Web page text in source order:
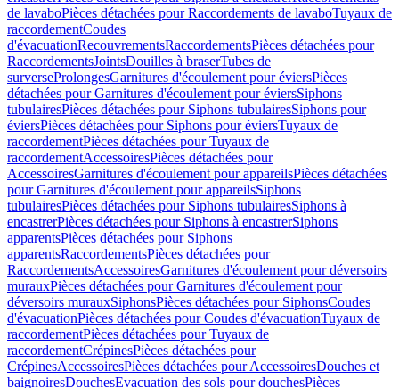
de lavaboPièces détachées pour Raccordements de lavaboTuyaux de
raccordementCoudes
d'évacuationRecouvrementsRaccordementsPièces détachées pour
RaccordementsJointsDouilles à braserTubes de
surverseProlongesGarnitures d'écoulement pour éviersPièces
détachées pour Garnitures d'écoulement pour éviersSiphons
tubulairesPièces détachées pour Siphons tubulairesSiphons pour
éviersPièces détachées pour Siphons pour éviersTuyaux de
raccordementPièces détachées pour Tuyaux de
raccordementAccessoiresPièces détachées pour
AccessoiresGarnitures d'écoulement pour appareilsPièces détachées
pour Garnitures d'écoulement pour appareilsSiphons
tubulairesPièces détachées pour Siphons tubulairesSiphons à
encastrerPièces détachées pour Siphons à encastrerSiphons
apparentsPièces détachées pour Siphons
apparentsRaccordementsPièces détachées pour
RaccordementsAccessoiresGarnitures d'écoulement pour déversoirs
murauxPièces détachées pour Garnitures d'écoulement pour
déversoirs murauxSiphonsPièces détachées pour SiphonsCoudes
d'évacuationPièces détachées pour Coudes d'évacuationTuyaux de
raccordementPièces détachées pour Tuyaux de
raccordementCrépinesPièces détachées pour
CrépinesAccessoiresPièces détachées pour AccessoiresDouches et
baignoiresDouchesEvacuation des sols pour douchesPièces